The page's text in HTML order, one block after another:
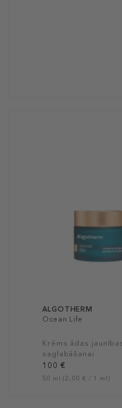
ALGOTHERM
Ocean Life
Krēms ādas
saglabāšanai
100 €
50 ml (2,00 € / 1 ml)